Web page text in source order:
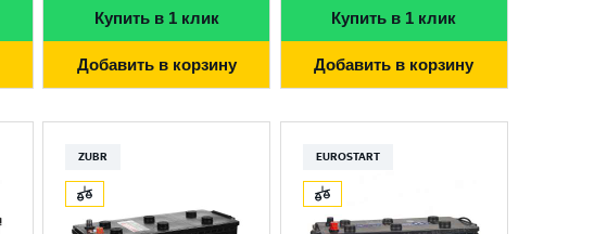
Купить в 1 клик
Добавить в корзину
Купить в 1 клик
Добавить в корзину
ZUBR EUROSTART